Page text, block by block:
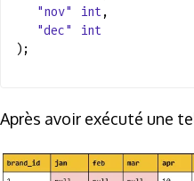
"nov"
int,
"dec"
int
);
Après avoir exécuté une